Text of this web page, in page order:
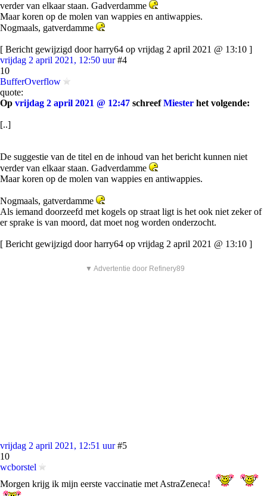
verder van elkaar staan. Gadverdamme
Maar koren op de molen van wappies en antiwappies.
Nogmaals, gatverdamme
[ Bericht gewijzigd door harry64 op vrijdag 2 april 2021 @ 13:10 ]
vrijdag 2 april 2021, 12:50 uur #4
10
BufferOverflow
quote:
Op vrijdag 2 april 2021 @ 12:47 schreefMiester het volgende:
[..]
De suggestie van de titel en de inhoud van het bericht kunnen niet
verder van elkaar staan. Gadverdamme
Maar koren op de molen van wappies en antiwappies.
Nogmaals, gatverdamme
Als iemand doorzeefd met kogels op straat ligt is het ook niet zeker of
er sprake is van moord, dat moet nog worden onderzocht.
[ Bericht gewijzigd door harry64 op vrijdag 2 april 2021 @ 13:10 ]
▼ Advertentie door Refinery89
vrijdag 2 april 2021, 12:51 uur #5
10
wcborstel
Morgen krijg ik mijn eerste vaccinatie met AstraZeneca!